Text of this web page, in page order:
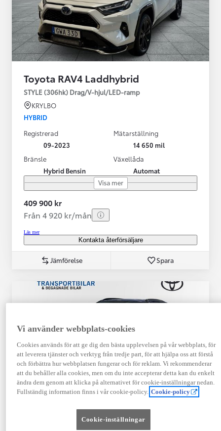
Toyota RAV4 Laddhybrid
STYLE (306hk) Drag/V-hjul/LED-ramp
KRYLBO
HYBRID
Registrerad
09-2023
Mätarställning
14 650 mil
Bränsle
Hybrid Bensin
Växellåda
Automat
Visa mer
409 900 kr
Från 4 920 kr/mån
Läs mer
Kontakta återförsäljare
Jämförelse Spara
Toyota Yaris Cross
Toyota Yaris Cross 1,5 Hybrid Adventure Drag V-Hjul
Vi använder webbplats-cookies
Cookies används för att ge dig den bästa upplevelsen på vår webbplats, för
att leverera tjänster och verktyg från tredje part, för att hjälpa oss att förstå
och förbättra hur webbplatsen fungerar och för reklam. Vi rekommenderar
att du behåller alla cookies, men om du inte accepterar detta kan du enkelt
ändra dem genom att klicka på alternativet för cookie-inställningar nedan.
Fullständig information finns i vår cookie-policy. Cookie-policy
Cookie-inställningar